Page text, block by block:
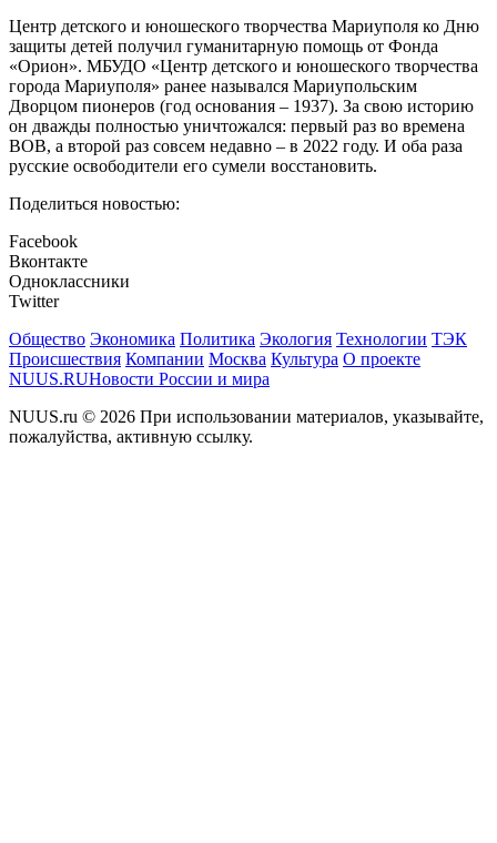
Центр детского и юношеского творчества Мариуполя ко Дню
защиты детей получил гуманитарную помощь от Фонда
«Орион». МБУДО «Центр детского и юношеского творчества
города Мариуполя» ранее назывался Мариупольским
Дворцом пионеров (год основания – 1937). За свою историю
он дважды полностью уничтожался: первый раз во времена
ВОВ, а второй раз совсем недавно – в 2022 году. И оба раза
русские освободители его сумели восстановить.
Поделиться новостью:
Facebook
Вконтакте
Одноклассники
Twitter
Общество Экономика Политика Экология Технологии ТЭК
Происшествия Компании Москва Культура О проекте
NUUS.RUНовости России и мира
NUUS.ru © 2026 При использовании материалов, указывайте,
пожалуйства, активную ссылку.